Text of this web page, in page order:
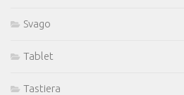
Svago
Tablet
Tastiera